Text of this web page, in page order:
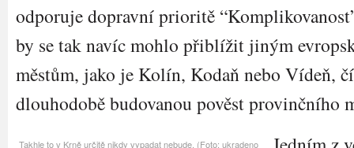
odporuje dopravní prioritě
by se tak navíc mohlo přiblížit jiným
městům, jako je Kolín, Kodaň nebo Vídeň,
dlouhodobě budovanou pověst provinčního
Takhle to v Krně určitě nikdy vypadat nebude. (Foto: ukradeno